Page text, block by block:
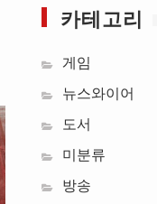
카테고리
게임
뉴스와이어
도서
미분류
방송